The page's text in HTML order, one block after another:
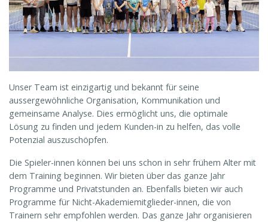
Unser Team ist einzigartig und bekannt für seine
aussergewöhnliche Organisation, Kommunikation und
gemeinsame Analyse. Dies ermöglicht uns, die optimale
Lösung zu finden und jedem Kunden-in zu helfen, das volle
Potenzial auszuschöpfen.
Die Spieler-innen können bei uns schon in sehr frühem Alter mit
dem Training beginnen. Wir bieten über das ganze Jahr
Programme und Privatstunden an. Ebenfalls bieten wir auch
Programme für Nicht-Akademiemitglieder-innen, die von
Trainern sehr empfohlen werden. Das ganze Jahr organisieren